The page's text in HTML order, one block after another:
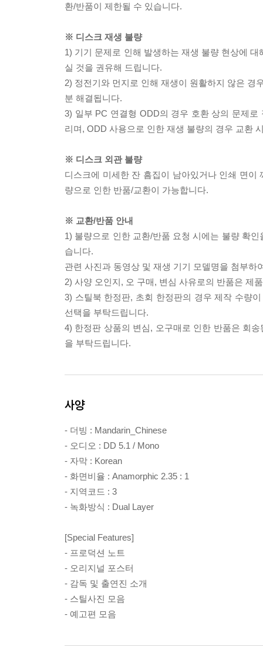
환/반품이 제한될 수 있습니다.
※ 디스크 재생 불량
1) 기기 문제로 인해 발생하는 재생 불량 현상에
실 것을 권유해 드립니다.
2) 정전기와 먼지로 인해 재생이 원활하지 않은 경
분 해결됩니다.
3) 일부 PC 연결형 ODD의 경우 호환 상의 문제
리며, ODD 사용으로 인한 재생 불량의 경우 교환
※ 디스크 외관 불량
디스크에 미세한 잔 흠집이 남아있거나 인쇄 면
량으로 인한 반품/교환이 가능합니다.
※ 교환/반품 안내
1) 불량으로 인한 교환/반품 요청 시에는 불량 확
습니다.
관련 사진과 동영상 및 재생 기기 모델명을 첨부하
2) 사양 오인지, 오 구매, 변심 사유로의 반품은 제
3) 스틸북 한정판, 초회 한정판의 경우 제작 수량
선택을 부탁드립니다.
4) 한정판 상품의 변심, 오구매로 인한 반품은 회
을 부탁드립니다.
사양
- 더빙 : Mandarin_Chinese
- 오디오 : DD 5.1 / Mono
- 자막 : Korean
- 화면비율 : Anamorphic 2.35 : 1
- 지역코드 : 3
- 녹화방식 : Dual Layer
[Special Features]
- 프로덕션 노트
- 오리지널 포스터
- 감독 및 출연진 소개
- 스틸사진 모음
- 예고편 모음